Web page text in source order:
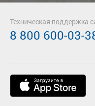
Техническая поддержка
8 800 600-03-